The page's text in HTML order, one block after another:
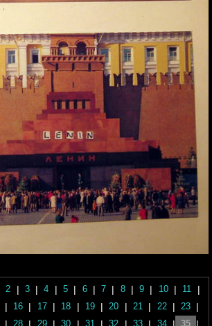
2 | 3 | 4 | 5 | 6 | 7 | 8 | 9 | 10 | 11 |
| 16 | 17 | 18 | 19 | 20 | 21 | 22 | 23 |
| | | | | | | | |